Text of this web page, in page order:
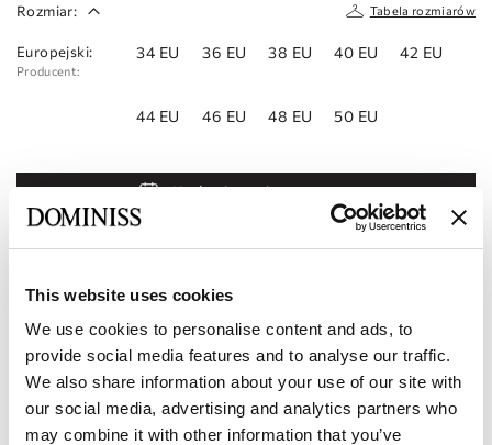
This website uses cookies
We use cookies to personalise content and ads, to
provide social media features and to analyse our traffic.
We also share information about your use of our site with
our social media, advertising and analytics partners who
may combine it with other information that you’ve
Rozmiar: Tabela rozmiarów
Europejski:
Producent:
34 EU 36 EU 38 EU 40 EU 42 EU
44 EU 46 EU 48 EU 50 EU
Umów się na wizytę
Znajdź sklep
Kod produktu: 10111798
Charakterystyka